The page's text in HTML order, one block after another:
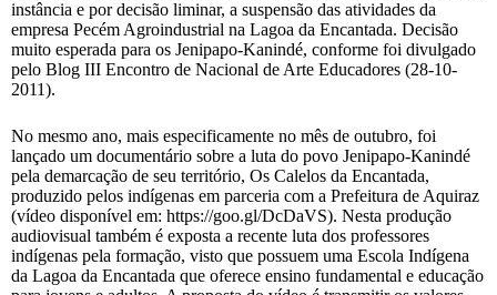
instância e por decisão liminar, a suspensão das atividades da
empresa Pecém Agroindustrial na Lagoa da Encantada. Decisão
muito esperada para os Jenipapo-Kanindé, conforme foi divulgado
pelo Blog III Encontro de Nacional de Arte Educadores (28-10-
2011).
No mesmo ano, mais especificamente no mês de outubro, foi
lançado um documentário sobre a luta do povo Jenipapo-Kanindé
pela demarcação de seu território, Os Calelos da Encantada,
produzido pelos indígenas em parceria com a Prefeitura de Aquiraz
(vídeo disponível em: https://goo.gl/DcDaVS). Nesta produção
audiovisual também é exposta a recente luta dos professores
indígenas pela formação, visto que possuem uma Escola Indígena
da Lagoa da Encantada que oferece ensino fundamental e educação